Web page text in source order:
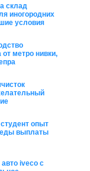
склад
иногородних
условия
от метро нивки,
опыт
выплаты
авто iveco с